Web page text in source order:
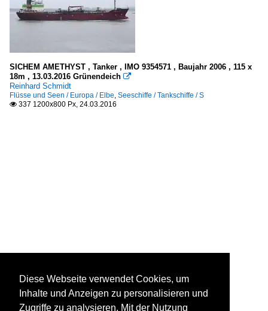
SICHEM AMETHYST , Tanker , IMO 9354571 , Baujahr 2006 , 115 x
18m , 13.03.2016 Grünendeich 
Reinhard Schmidt
Flüsse und Seen / Europa / Elbe, Seeschiffe / Tankschiffe / S
 337 1200x800 Px, 24.03.2016
Diese Webseite verwendet Cookies, um
Inhalte und Anzeigen zu personalisieren und
Zugriffe zu analysieren. Mit der Nutzung